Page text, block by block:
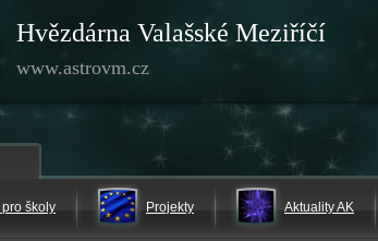
Hvězdárna Valašské Meziříčí
www.astrovm.cz
pro školy Projekty Aktuality AK